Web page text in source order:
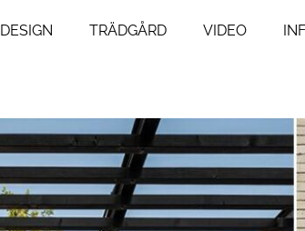
DESIGN TRÄDGÅRD VIDEO
Resor
Mat & Dryck
Influencers